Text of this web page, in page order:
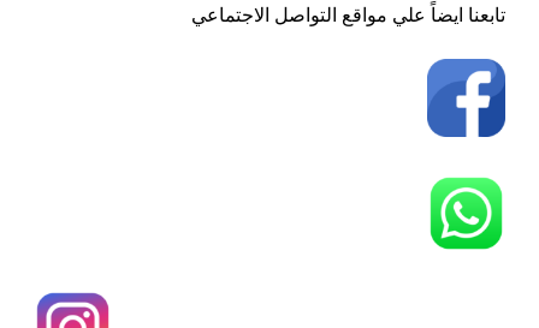
تابعنا ايضاً علي مواقع التواصل الاجتماعي